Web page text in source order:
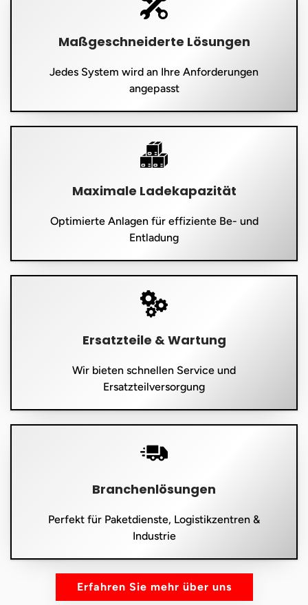
Maßgeschneiderte Lösungen
Jedes System wird an Ihre Anforderungen
angepasst
Maximale Ladekapazität
Optimierte Anlagen für effiziente Be- und
Entladung
Ersatzteile & Wartung
Wir bieten schnellen Service und
Ersatzteilversorgung
Branchenlösungen
Perfekt für Paketdienste, Logistikzentren &
Industrie
Erfahren Sie mehr über uns